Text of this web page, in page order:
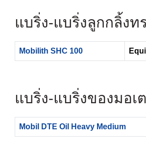
แบริ่ง- แบริ่งลูกกลิ้งท
Mobilith SHC 100
แบริ่ง-แบริ่งของมอเ
Mobil DTE Oil Heavy Medium